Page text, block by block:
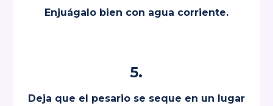
Enjuágalo bien con agua corriente.
5.
Deja que el pesario se seque en un lugar